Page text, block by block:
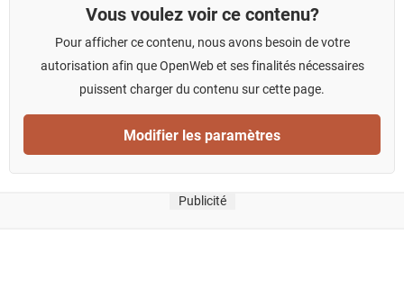
Vous voulez voir ce contenu?
Pour afficher ce contenu, nous avons besoin de votre
autorisation afin que OpenWeb et ses finalités nécessaires
puissent charger du contenu sur cette page.
Modifier les paramètres
Publicité